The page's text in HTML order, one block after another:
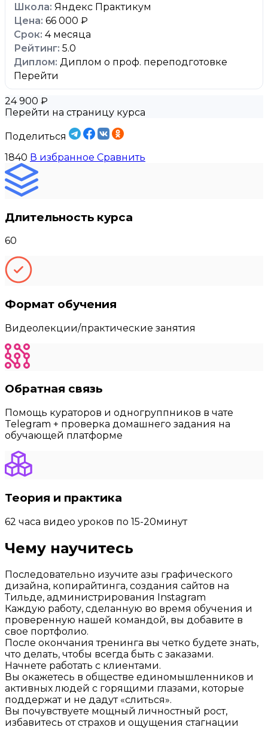
Яндекс Практикум
66 000 ₽
4 месяца
5.0
Диплом о проф. переподготовке
Перейти
24 900 ₽
Перейти на страницу курса
Поделиться
1840 В избранное Сравнить
Длительность курса
60
Формат обучения
Видеолекции/практические занятия
Обратная связь
Помощь кураторов и одногруппников в чате
Telegram + проверка домашнего задания на
обучающей платформе
Теория и практика
62 часа видео уроков по 15-20минут
Чему научитесь
Последовательно изучите азы графического
дизайна, копирайтинга, создания сайтов на
Тильде, администрирования Instagram
Каждую работу, сделанную во время обучения и
проверенную нашей командой, вы добавите в
свое портфолио.
После окончания тренинга вы четко будете знать,
что делать, чтобы всегда быть с заказами.
Начнете работать с клиентами.
Вы окажетесь в обществе единомышленников и
активных людей с горящими глазами, которые
поддержат и не дадут «слиться».
Вы почувствуете мощный личностный рост,
избавитесь от страхов и ощущения стагнации